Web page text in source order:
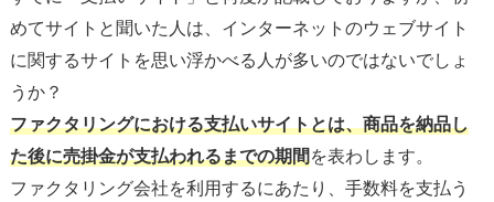
めてサイトと聞いた人は、インターネットのウェブサイト
に関するサイトを思い浮かべる人が多いのではないでしょ
うか？
ファクタリングにおける支払いサイトとは、商品を納品し
た後に売掛金が支払われるまでの期間を表わします。
ファクタリング会社を利用するにあたり、手数料を支払う